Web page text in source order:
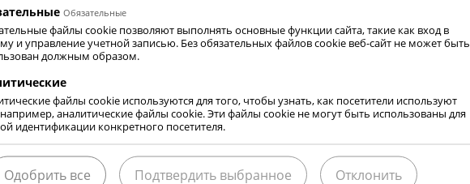
Обязательные
файлы cookie позволяют выполнять основные функции сайта, такие как вход в
и управление учетной записью. Без обязательных файлов cookie веб-сайт не может быть
должным образом.
файлы cookie используются для того, чтобы узнать, как посетители используют
например, аналитические файлы cookie. Эти файлы cookie не могут быть использованы для
идентификации конкретного посетителя.
Отклонить
Подтвердить выбранное
Одобрить все